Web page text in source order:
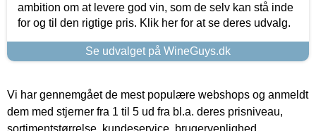
ambition om at levere god vin, som de selv kan stå inde
for og til den rigtige pris. Klik her for at se deres udvalg.
Se udvalget på WineGuys.dk
Vi har gennemgået de mest populære webshops og anmeldt
dem med stjerner fra 1 til 5 ud fra bl.a. deres prisniveau,
sortimentstørrelse, kundeservice, brugervenlighed,